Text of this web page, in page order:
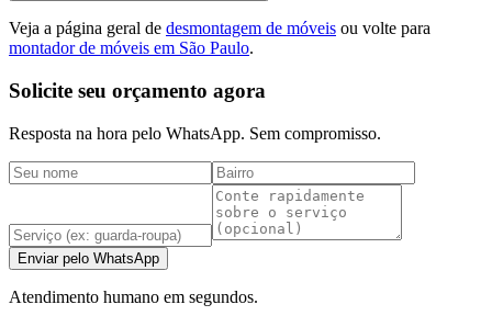
Veja a página geral de desmontagem de móveis ou volte para
montador de móveis em São Paulo.
Solicite seu orçamento agora
Resposta na hora pelo WhatsApp. Sem compromisso.
Enviar pelo WhatsApp
Atendimento humano em segundos.